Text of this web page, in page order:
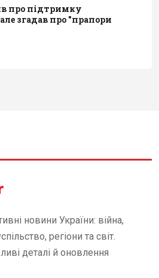
про підтримку
згадав про "прапори
новини України: війна,
регіони та світ.
деталі й оновлення